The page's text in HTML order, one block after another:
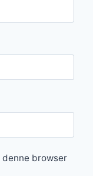
denne browser